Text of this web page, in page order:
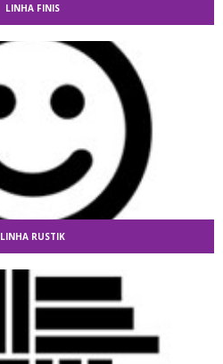
LINHA FINIS
LINHA RUSTIK